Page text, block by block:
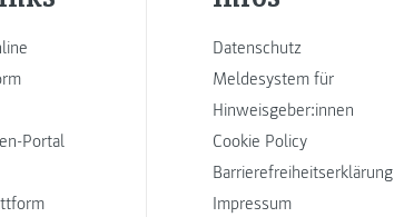
Portal
Datenschutz
Meldesystem für
Hinweisgeber:innen
Cookie Policy
Barrierefreiheitserklärung
Impressum